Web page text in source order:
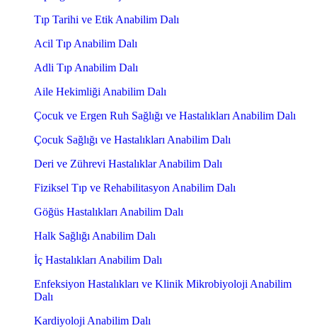
Tıp Tarihi ve Etik Anabilim Dalı
Acil Tıp Anabilim Dalı
Adli Tıp Anabilim Dalı
Aile Hekimliği Anabilim Dalı
Çocuk ve Ergen Ruh Sağlığı ve Hastalıkları Anabilim Dalı
Çocuk Sağlığı ve Hastalıkları Anabilim Dalı
Deri ve Zührevi Hastalıklar Anabilim Dalı
Fiziksel Tıp ve Rehabilitasyon Anabilim Dalı
Göğüs Hastalıkları Anabilim Dalı
Halk Sağlığı Anabilim Dalı
İç Hastalıkları Anabilim Dalı
Enfeksiyon Hastalıkları ve Klinik Mikrobiyoloji Anabilim
Dalı
Kardiyoloji Anabilim Dalı